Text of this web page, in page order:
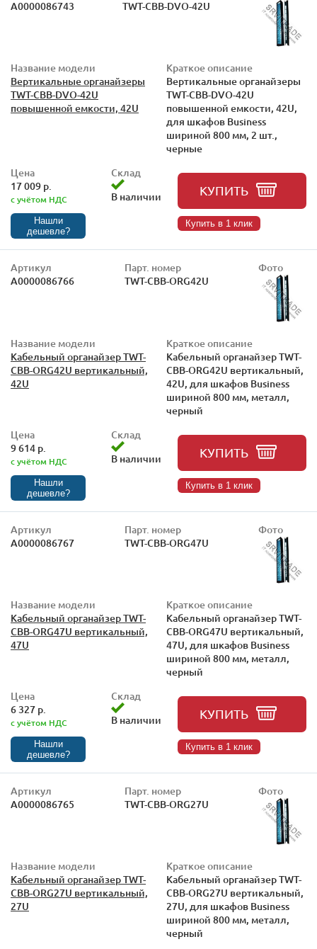
А0000086743 TWT-CBB-DVO-42U
Название модели
Вертикальные органайзеры
TWT-CBB-DVO-42U
повышенной емкости, 42U
Краткое описание
Вертикальные органайзеры
TWT-CBB-DVO-42U
повышенной емкости, 42U,
для шкафов Business
шириной 800 мм, 2 шт.,
черные
Цена
17 009 р.
с учётом НДС
Нашли
дешевле?
Склад
В наличии
КУПИТЬ
Купить в 1 клик
Артикул
А0000086766
Парт. номер
TWT-CBB-ORG42U
Фото
Название модели
Кабельный органайзер TWT-
CBB-ORG42U вертикальный,
42U
Краткое описание
Кабельный органайзер TWT-
CBB-ORG42U вертикальный,
42U, для шкафов Business
шириной 800 мм, металл,
черный
Цена
9 614 р.
с учётом НДС
Нашли
дешевле?
Склад
В наличии
КУПИТЬ
Купить в 1 клик
Артикул
А0000086767
Парт. номер
TWT-CBB-ORG47U
Фото
Название модели
Кабельный органайзер TWT-
CBB-ORG47U вертикальный,
47U
Краткое описание
Кабельный органайзер TWT-
CBB-ORG47U вертикальный,
47U, для шкафов Business
шириной 800 мм, металл,
черный
Цена
6 327 р.
с учётом НДС
Нашли
дешевле?
Склад
В наличии
КУПИТЬ
Купить в 1 клик
Артикул
А0000086765
Парт. номер
TWT-CBB-ORG27U
Фото
Название модели
Кабельный органайзер TWT-
CBB-ORG27U вертикальный,
27U
Краткое описание
Кабельный органайзер TWT-
CBB-ORG27U вертикальный,
27U, для шкафов Business
шириной 800 мм, металл,
черный